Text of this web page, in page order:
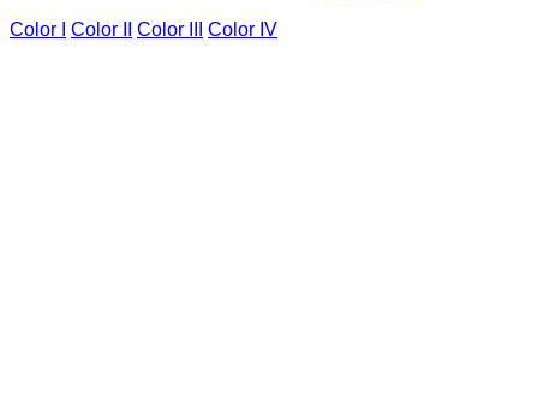
Color I
Color II Color III Color IV